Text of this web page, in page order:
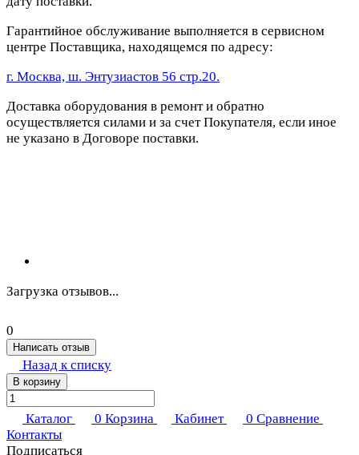
Гарантийное обслуживание выполняется в сервисном
центре Поставщика, находящемся по адресу:
г. Москва, ш. Энтузиастов 56 стр.20.
Доставка оборудования в ремонт и обратно
осуществляется силами и за счет Покупателя, если иное
не указано в Договоре поставки.
Загрузка отзывов...
0
Написать отзыв
Назад к списку
В корзину
Каталог 0 Корзина Кабинет 0 Сравнение
Контакты
Подписаться